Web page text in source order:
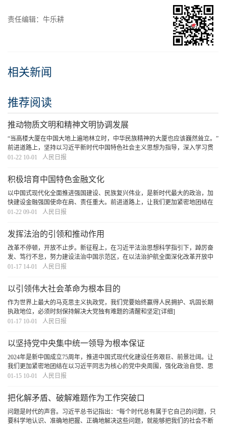
责任编辑：牛乐耕
相关新闻
推荐阅读
推动物质文明和精神文明协调发展
“当高楼大厦在中国大地上遍地林立时，中华民族精神的大厦也应该巍然耸立。”
前进道路上，坚持以习近平新时代中国特色社会主义思想为指导，深入学习贯
彻习近平文化思想，持续推动新时代精神文明建设高质量发展，团结奋斗、奋
01-22 10-01 人民日报
积极培育中国特色金融文化
以中国式现代化全面推进强国建设、民族复兴伟业，是新时代最大的政治，加
快建设金融强国使命在肩、责任重大。前进道路上，让我们更加紧密地团结在
以习近平同志为核心的党中央周围，全面贯彻习近平新时代中国特色社会主义
01-22 09-01 人民日报
发挥法治的引领和推动作用
改革不停顿，开放不止步。新征程上，在习近平法治思想科学指引下，踔厉奋
发、笃行不怠，努力建设法治中国示范区，在以法治护航全面深化改革开放中
展现更大作为，浙江将不断为强国建设、民族复兴伟业添砖加瓦、增光添彩。
01-17 14-01 人民日报
以引领伟大社会革命为根本目的
作为世界上最大的马克思主义执政党，我们党要始终赢得人民拥护、巩固长期
执政地位，必须时刻保持解决大党独有难题的清醒和坚定[详细]
01-17 10-01
人民日报
以坚持党中央集中统一领导为根本保证
2024年是新中国成立75周年，推进中国式现代化建设任务艰巨、前景壮阔。让
我们更加紧密地团结在以习近平同志为核心的党中央周围，强化政治自觉、思
想自觉、行动自觉，把党的自我革命的思路举措搞得更加严密，把每条战线、
01-15 10-01 人民日报
把化解矛盾、破解难题作为工作突破口
问题是时代的声音。习近平总书记指出：“每个时代总有属于它自己的问题，只
要科学地认识、准确地把握、正确地解决这些问题，就能够把我们的社会不断